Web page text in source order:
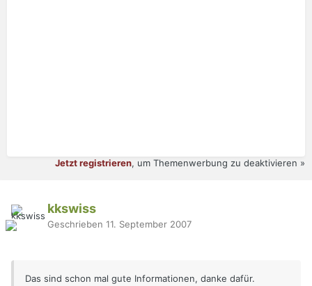
Jetzt registrieren, um Themenwerbung zu deaktivieren »
kkswiss
Geschrieben 11. September 2007
Das sind schon mal gute Informationen, danke dafür.